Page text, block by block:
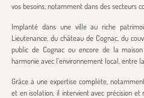
vos besoins, notamment dans des secteurs
Implanté dans une ville au riche
Lieutenance, du château de Cognac, du
public de Cognac ou encore de la
harmonie avec l’environnement local, entre
Grâce à une expertise complète,
et en isolation, il intervient avec précision